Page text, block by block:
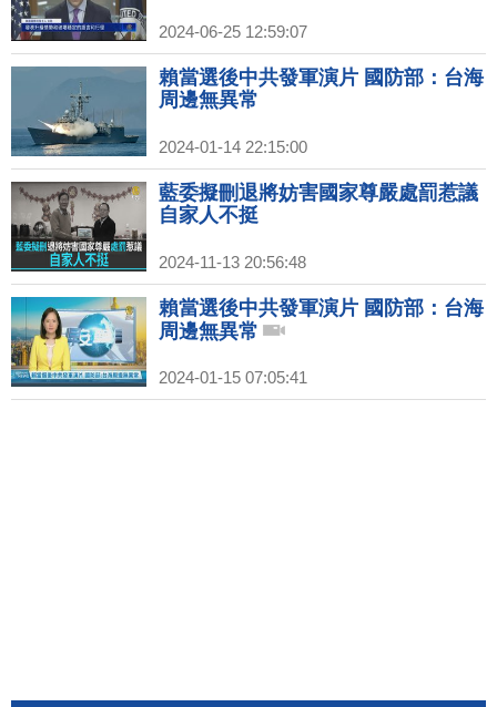
2024-06-25 12:59:07
賴當選後中共發軍演片 國防部：台海
周邊無異常
2024-01-14 22:15:00
藍委擬刪退將妨害國家尊嚴處罰惹議
自家人不挺
2024-11-13 20:56:48
賴當選後中共發軍演片 國防部：台海
周邊無異常
2024-01-15 07:05:41